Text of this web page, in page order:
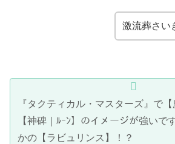
激流葬さい
『タクティカル・マスターズ』で
【神碑｜ﾙｰﾝ】のイメージが強いで
かの【ラビュリンス】！？